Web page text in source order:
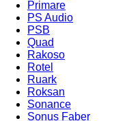
Primare
PS Audio
PSB
Quad
Rakoso
Rotel
Ruark
Roksan
Sonance
Sonus Faber